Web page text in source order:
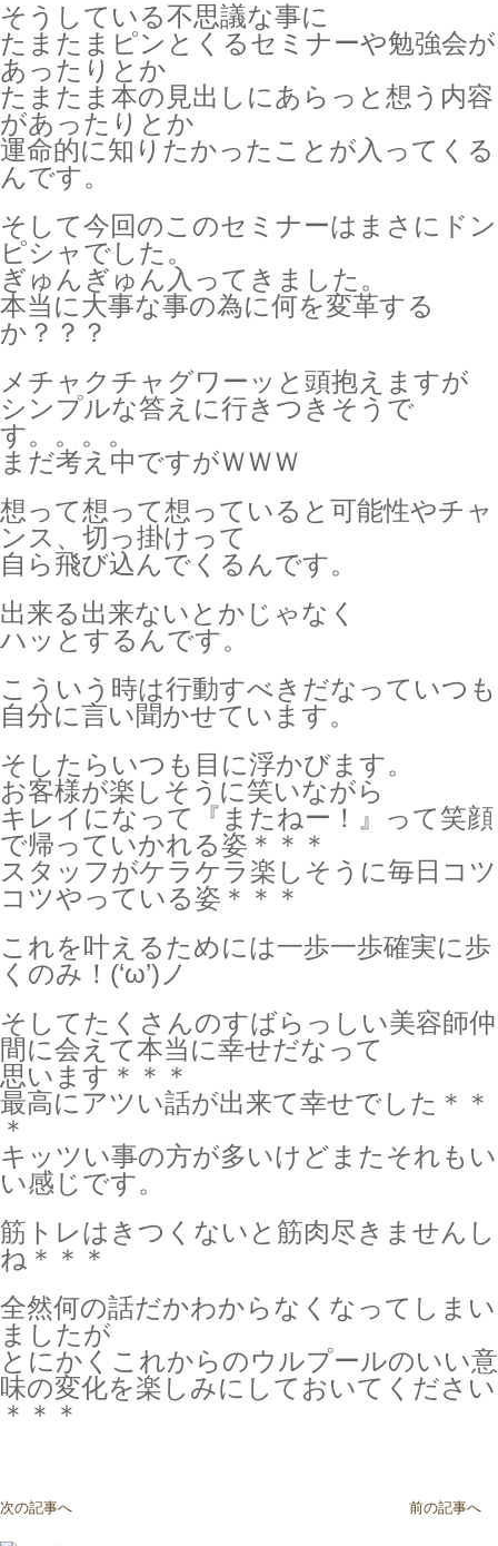
そうしている不思議な事に
たまたまピンとくるセミナーや勉強会が
あったりとか
たまたま本の見出しにあらっと想う内容
があったりとか
運命的に知りたかったことが入ってくる
んです。
そして今回のこのセミナーはまさにドン
ピシャでした。
ぎゅんぎゅん入ってきました。
本当に大事な事の為に何を変革する
か？？？
メチャクチャグワーッと頭抱えますが
シンプルな答えに行きつきそうで
す。。。。
まだ考え中ですがＷＷＷ
想って想って想っていると可能性やチャ
ンス、切っ掛けって
自ら飛び込んでくるんです。
出来る出来ないとかじゃなく
ハッとするんです。
こういう時は行動すべきだなっていつも
自分に言い聞かせています。
そしたらいつも目に浮かびます。
お客様が楽しそうに笑いながら
キレイになって『またねー！』って笑顔
で帰っていかれる姿＊＊＊
スタッフがケラケラ楽しそうに毎日コツ
コツやっている姿＊＊＊
これを叶えるためには一歩一歩確実に歩
くのみ！(‘ω’)ノ
そしてたくさんのすばらっしい美容師仲
間に会えて本当に幸せだなって
思います＊＊＊
最高にアツい話が出来て幸せでした＊＊
＊
キッツい事の方が多いけどまたそれもい
い感じです。
筋トレはきつくないと筋肉尽きませんし
ね＊＊＊
全然何の話だかわからなくなってしまい
ましたが
とにかくこれからのウルプールのいい意
味の変化を楽しみにしておいてください
＊＊＊
次の記事へ 前の記事へ